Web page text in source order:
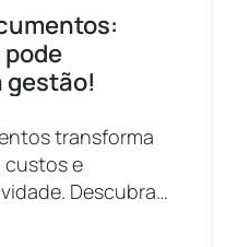
gestão!
transforma
custos e
Descubra